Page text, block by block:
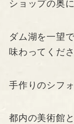
ショップの奥
ダム湖を一望
味わってくださ
手作りのシフ
都内の美術館